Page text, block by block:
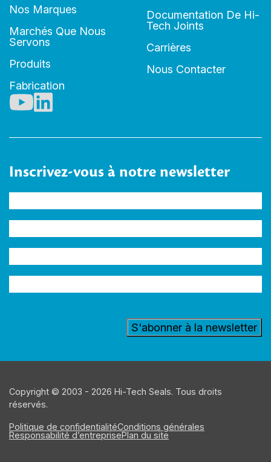
Nos Marques
Marchés Que Nous
Servons
Produits
Fabrication
Documentation De Hi-
Tech Joints
Carrières
Nous Contacter
Inscrivez-vous à notre newsletter
Copyright © 2003 - 2026 Hi-Tech Seals. Tous droits
réservés.
Politique de confidentialitéConditions générales
Responsabilité d’entreprisePlan du site